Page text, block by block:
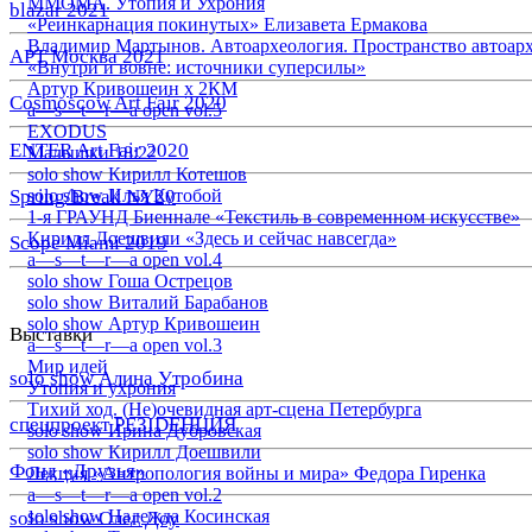
blazar 2021
АРТ Москва 2021
Cosmoscow Art Fair 2020
ENTER Art Fair 2020
Spring/Break NY20
Scope Miami 2019
Выставки
solo show Алина Утробина
спецпроект РЕЗIDЕНЦИЯ
Фонд «Друзья»
solo show Олег Доу
«Реинкарнация покинутых» Елизавета Ермакова
Владимир Мартынов. Автоархеология. Пространство
«Внутри и вовне: источники суперсилы»
Артур Кривошеин х 2КМ
a—s—t—r—a open vol.5
EXODUS
Малышки 18:22
solo show Кирилл Котешов
solo show Илья Кутобой
1-я ГРАУНД Биеннале «Текстиль в современном искусстве»
Кирилл Доешвили «Здесь и сейчас навсегда»
a—s—t—r—a open vol.4
solo show Гоша Острецов
solo show Виталий Барабанов
solo show Артур Кривошеин
a—s—t—r—a open vol.3
Мир идей
Утопия и ухрония
Тихий ход. (Не)очевидная арт-сцена Петербурга
solo show Ирина Дубровская
solo show Кирилл Доешвили
Лекция «Антропология войны и мира» Федора Гиренка
a—s—t—r—a open vol.2
solo show Надежда Косинская